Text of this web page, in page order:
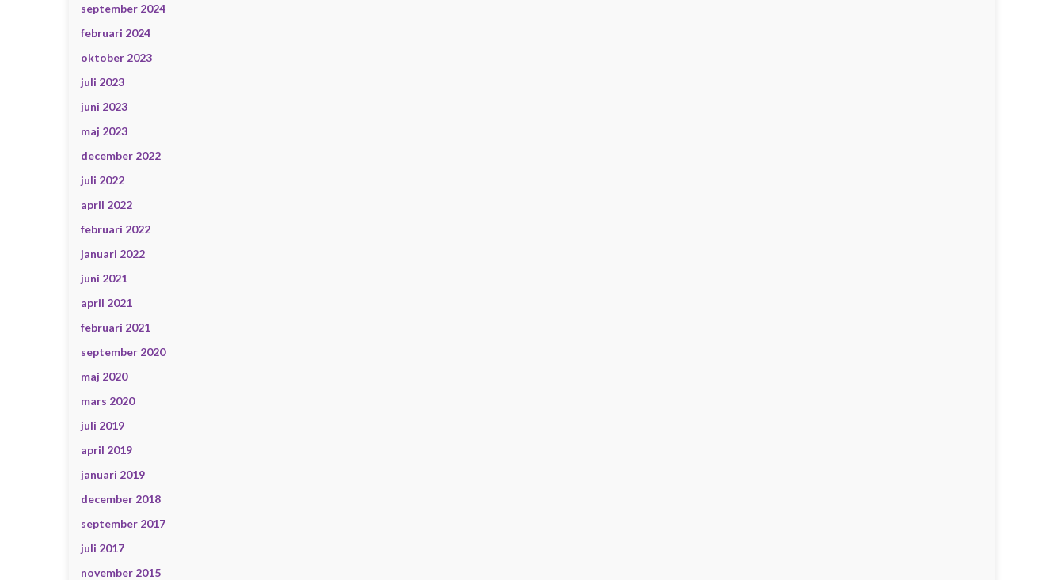
september 2024
februari 2024
oktober 2023
juli 2023
juni 2023
maj 2023
december 2022
juli 2022
april 2022
februari 2022
januari 2022
juni 2021
april 2021
februari 2021
september 2020
maj 2020
mars 2020
juli 2019
april 2019
januari 2019
december 2018
september 2017
juli 2017
november 2015